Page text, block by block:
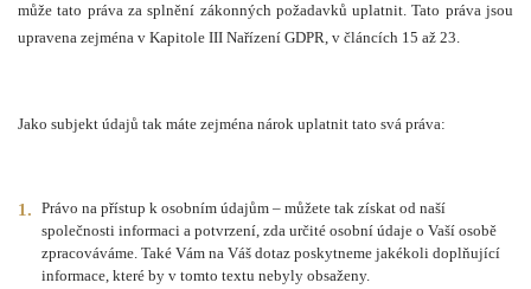
může tato práva za splnění zákonných požadavků uplatnit. Tato práva jsou
upravena zejména v Kapitole III Nařízení GDPR, v článcích 15 až 23.
Jako subjekt údajů tak máte zejména nárok uplatnit tato svá práva:
Právo na přístup k osobním údajům – můžete tak získat od naší
společnosti informaci a potvrzení, zda určité osobní údaje o Vaší osobě
zpracováváme. Také Vám na Váš dotaz poskytneme jakékoli doplňující
informace, které by v tomto textu nebyly obsaženy.